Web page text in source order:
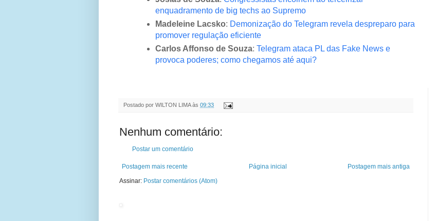
enquadramento de big techs ao Supremo
Madeleine Lacsko: Demonização do Telegram revela despreparo para
promover regulação eficiente
Carlos Affonso de Souza: Telegram ataca PL das Fake News e
provoca poderes; como chegamos até aqui?
Postado por WILTON LIMA às 09:33
Nenhum comentário:
Postar um comentário
Postagem mais recente Postagem mais antiga
Página inicial
Assinar: Postar comentários (Atom)